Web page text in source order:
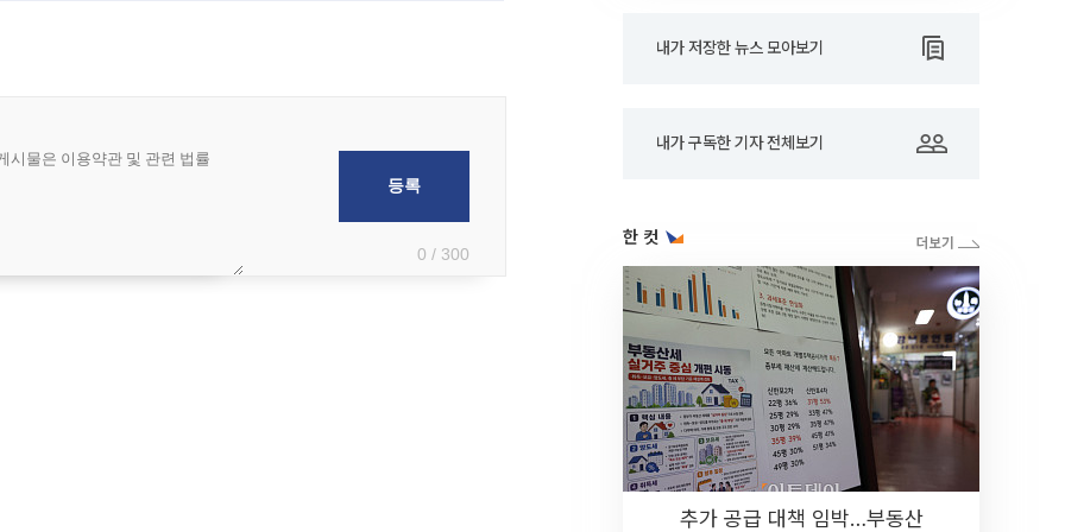
0 / 300
내가 저장한 뉴스 모아보기
내가 구독한 기자 전체보기
한 컷
추가 공급 대책 임박…부동산